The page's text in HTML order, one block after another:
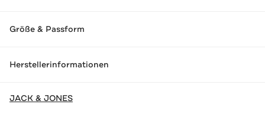
Größe & Passform
Herstellerinformationen
JACK & JONES